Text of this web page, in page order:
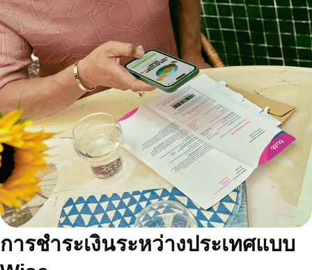
การชำระเงินระหว่างประเทศแบบ